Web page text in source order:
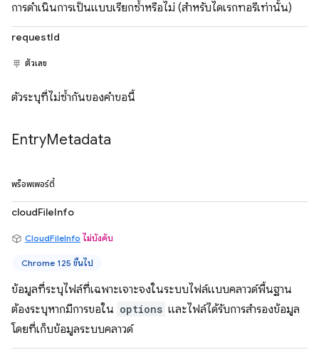
การดำเนินการเป็นแบบเรียกซ้ำหรือไม่ (สำหรับไดเรกทอรีเท่านั้น)
requestId
ตัวเลข
ตัวระบุที่ไม่ซ้ำกันของคำขอนี้
EntryMetadata
พร็อพเพอร์ตี้
cloudFileInfo
CloudFileInfo ไม่บังคับ
Chrome 125 ขึ้นไป
ข้อมูลที่ระบุไฟล์ที่เฉพาะเจาะจงในระบบไฟล์แบบคลาวด์พื้นฐาน
ต้องระบุหากมีการขอใน options และไฟล์ได้รับการสำรองข้อมูล
โดยที่เก็บข้อมูลระบบคลาวด์